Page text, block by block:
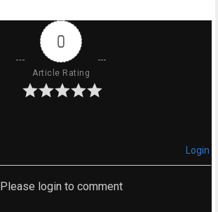
0
Article Rating
Login
Please login to comment